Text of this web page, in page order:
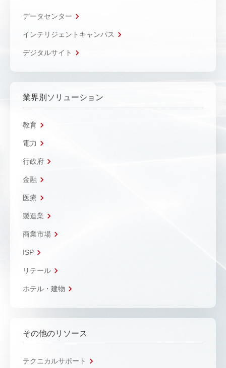
データセンター
インテリジェントキャンパス
デジタルサイト
業界別ソリューション
教育
電力
行政府
金融
医療
製造業
商業市場
ISP
リテール
ホテル・建物
その他のリソース
テクニカルサポート